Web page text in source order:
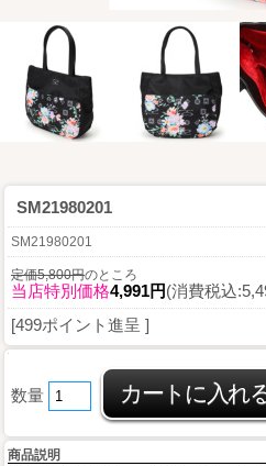
SM21980201
SM21980201
定価5,800円のところ
当店特別価格4,991円(消費税込
[499ポイント進呈 ]
数量
商品説明